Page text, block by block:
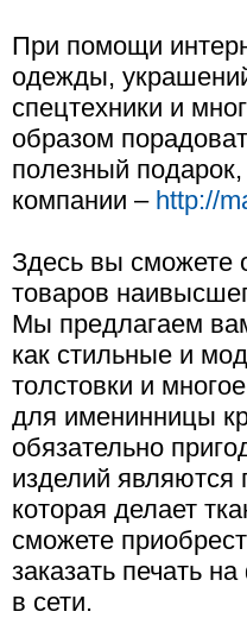
При помощи
одежды,
спецтехники и
образом
полезный
компании – http://
Здесь вы сможете
товаров
Мы предлагаем
как стильные и
толстовки и
для именинницы
обязательно
изделий являются
которая делает
сможете
заказать печать
в сети.